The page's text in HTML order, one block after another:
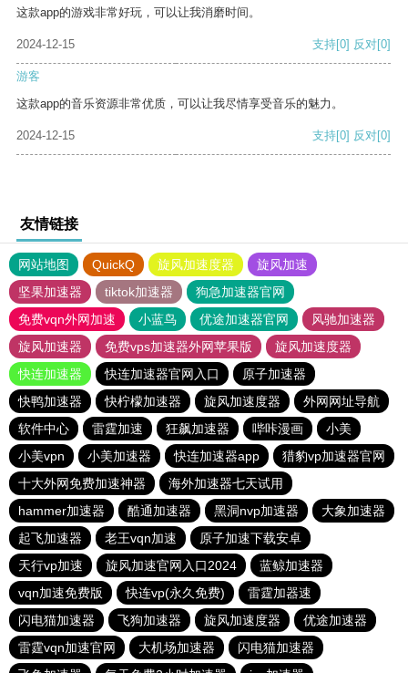
这款app的游戏非常好玩，可以让我消磨时间。
2024-12-15 支持[0] 反对[0]
游客
这款app的音乐资源非常优质，可以让我尽情享受音乐的魅力。
2024-12-15 支持[0] 反对[0]
友情链接
网站地图 QuickQ 旋风加速度器
旋风加速
坚果加速器
tiktok加速器
狗急加速器官网
免费vqn外网加速
小蓝鸟 优途加速器官网
风驰加速器
旋风加速器
免费vps加速器外网苹果版
旋风加速度器
快连加速器
快连加速器官网入口
原子加速器
快鸭加速器
快柠檬加速器 旋风加速度器
外网网址导航
软件中心
雷霆加速 狂飙加速器 哔咔漫画
小美
小美vpn
小美加速器 快连加速器app
猎豹vp加速器官网
十大外网免费加速神器
海外加速器七天试用
hammer加速器
酷通加速器 黑洞nvp加速器
大象加速器
起飞加速器
老王vqn加速
原子加速下载安卓
天行vp加速
旋风加速官网入口2024
蓝鲸加速器
vqn加速免费版
快连vp(永久免费)
雷霆加器速
闪电猫加速器
飞狗加速器 旋风加速度器
优途加速器
雷霆vqn加速官网
大机场加速器
闪电猫加速器